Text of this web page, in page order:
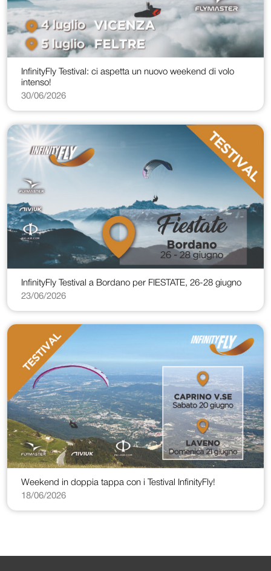
InfinityFly Testival: ci aspetta un nuovo weekend di volo
intenso!
30/06/2026
InfinityFly Testival a Bordano per FIESTATE, 26-28 giugno
23/06/2026
Weekend in doppia tappa con i Testival InfinityFly!
18/06/2026